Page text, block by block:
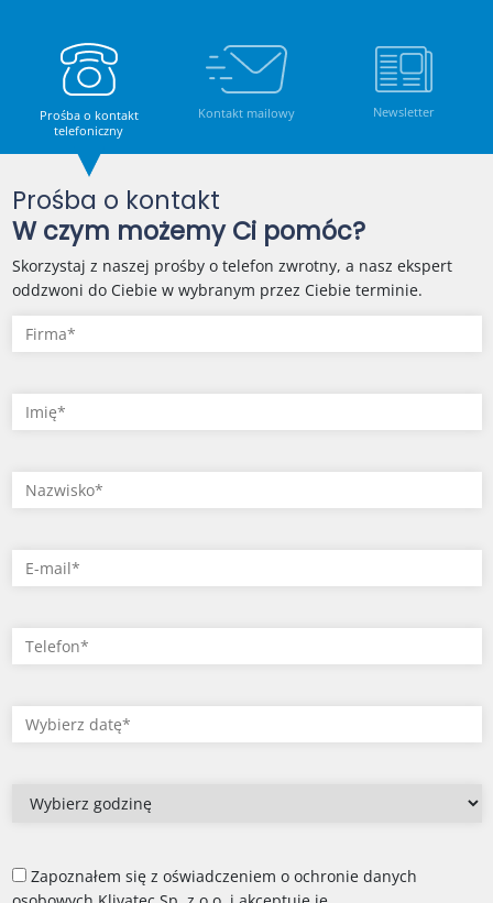
Prośba o kontakt
telefoniczny
Kontakt mailowy Newsletter
Prośba o kontakt
W czym możemy Ci pomóc?
Skorzystaj z naszej prośby o telefon zwrotny, a nasz ekspert
oddzwoni do Ciebie w wybranym przez Ciebie terminie.
Zapoznałem się z oświadczeniem o ochronie danych